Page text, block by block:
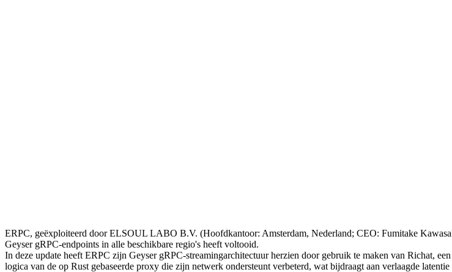
ERPC, geëxploiteerd door ELSOUL LABO B.V. (Hoofdkantoor: Amsterdam, Nederland; CEO: Fumitake
Geyser gRPC-endpoints in alle beschikbare regio's heeft voltooid.
In deze update heeft ERPC zijn Geyser gRPC-streamingarchitectuur herzien door gebruik te maken van Richat,
logica van de op Rust gebaseerde proxy die zijn netwerk ondersteunt verbeterd, wat bijdraagt aan verlaagde